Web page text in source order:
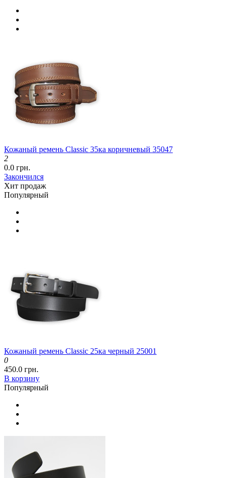
Кожаный ремень Classic 35ка коричневый 35047
2
0.0 грн.
Закончился
Хит продаж
Популярный
Кожаный ремень Classic 25ка черный 25001
0
450.0 грн.
В корзину
Популярный